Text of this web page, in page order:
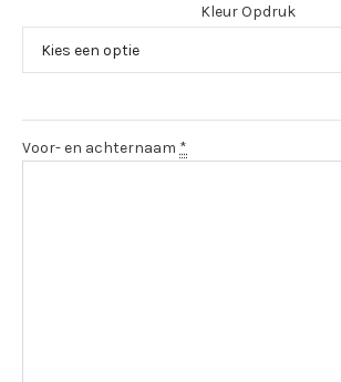
Kleur Opdruk
Voor- en achternaam *